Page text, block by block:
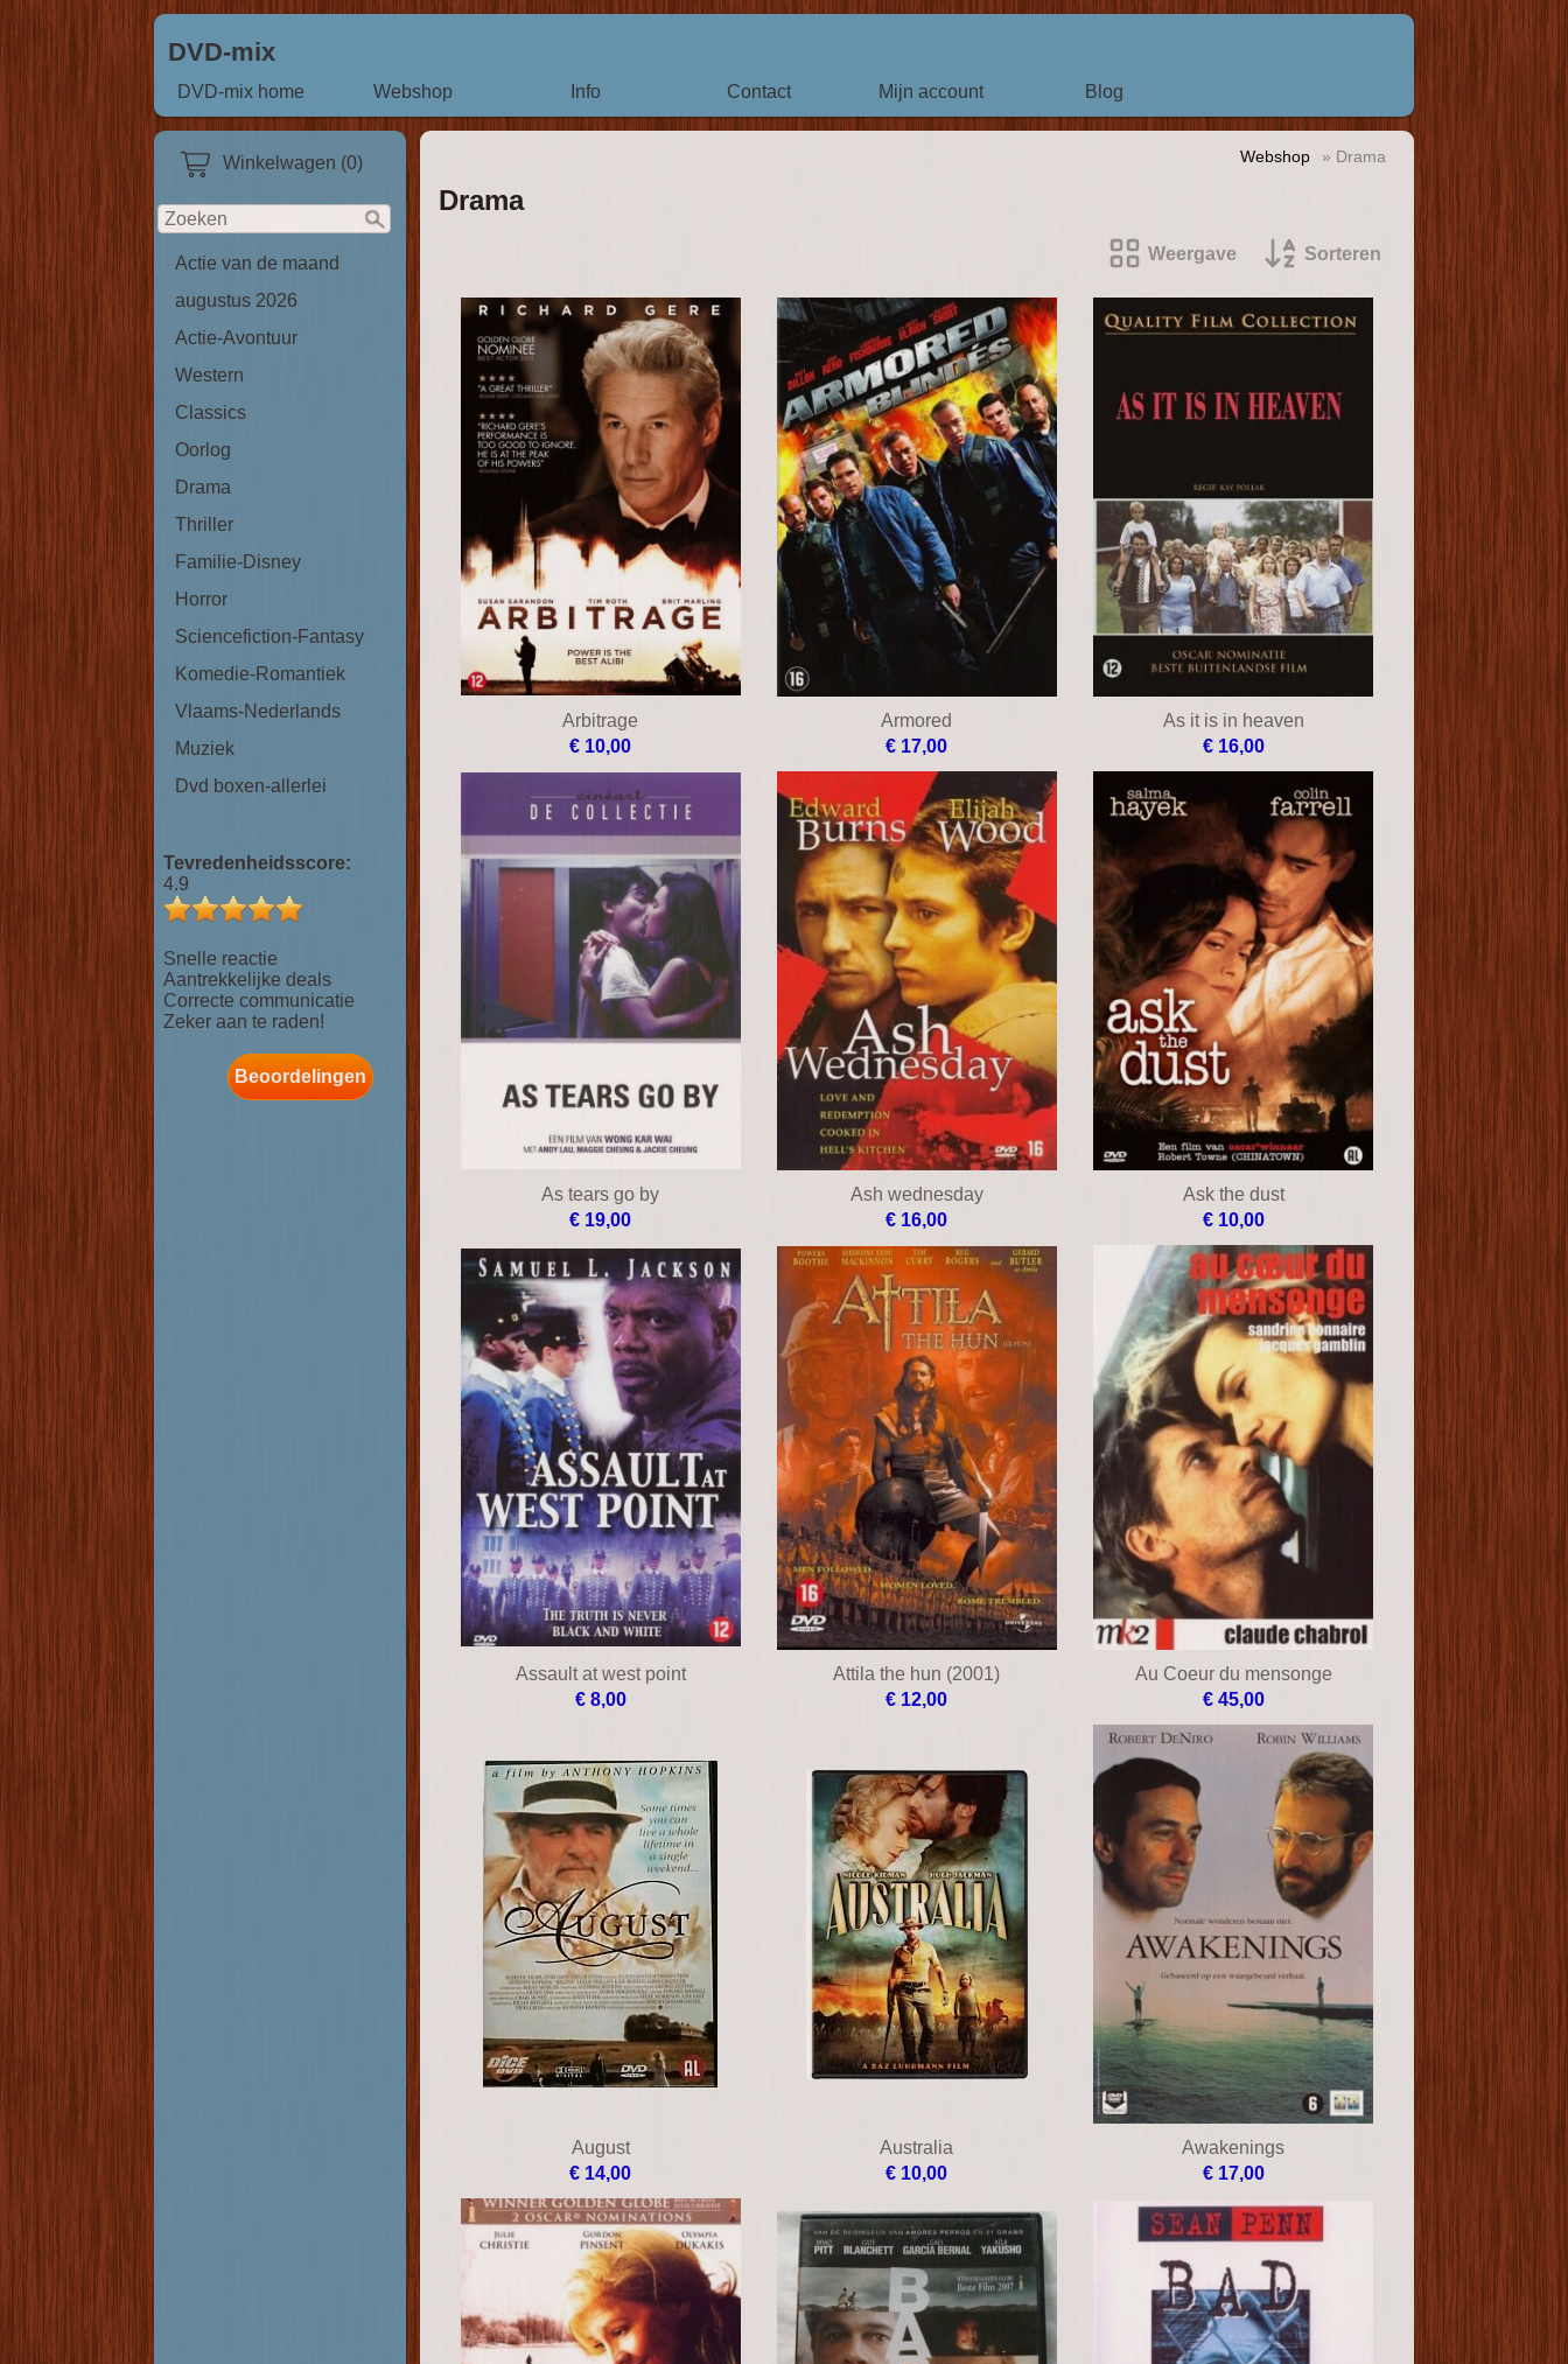
DVD-mix
DVD-mix home Webshop Info Contact Mijn account Blog
Winkelwagen (0)
Actie van de maand
augustus 2026
Actie-Avontuur
Western
Classics
Oorlog
Drama
Thriller
Familie-Disney
Horror
Sciencefiction-Fantasy
Komedie-Romantiek
Vlaams-Nederlands
Muziek
Dvd boxen-allerlei
Tevredenheidsscore:
4.9
Snelle reactie
Aantrekkelijke deals
Correcte communicatie
Zeker aan te raden!
Beoordelingen
Webshop » Drama
Drama
Weergave Sorteren
Arbitrage
€ 10,00
Armored
€ 17,00
As it is in heaven
€ 16,00
As tears go by
€ 19,00
Ash wednesday
€ 16,00
Ask the dust
€ 10,00
Assault at west point
€ 8,00
Attila the hun (2001)
€ 12,00
Au Coeur du mensonge
€ 45,00
August
€ 14,00
Australia
€ 10,00
Awakenings
€ 17,00